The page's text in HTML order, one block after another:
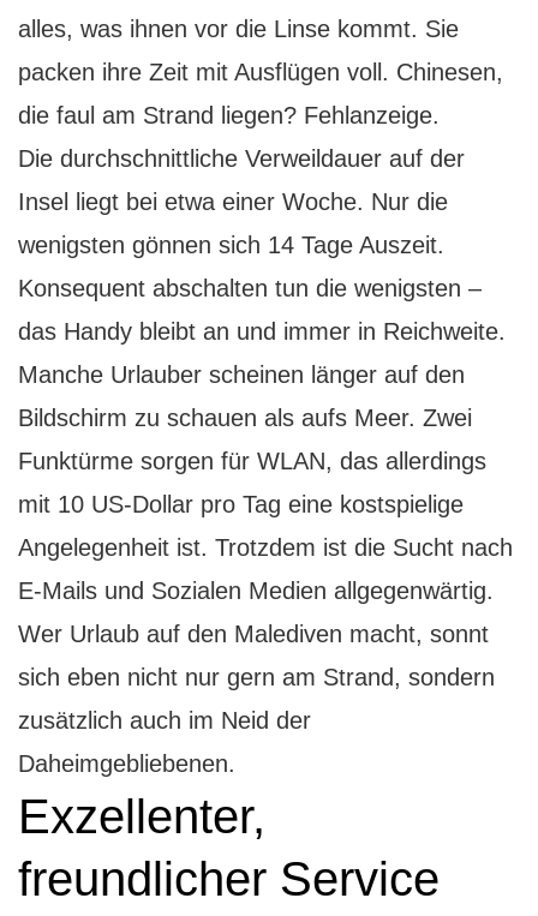
alles, was ihnen vor die Linse kommt. Sie
packen ihre Zeit mit Ausflügen voll. Chinesen,
die faul am Strand liegen? Fehlanzeige.
Die durchschnittliche Verweildauer auf der
Insel liegt bei etwa einer Woche. Nur die
wenigsten gönnen sich 14 Tage Auszeit.
Konsequent abschalten tun die wenigsten –
das Handy bleibt an und immer in Reichweite.
Manche Urlauber scheinen länger auf den
Bildschirm zu schauen als aufs Meer. Zwei
Funktürme sorgen für WLAN, das allerdings
mit 10 US-Dollar pro Tag eine kostspielige
Angelegenheit ist. Trotzdem ist die Sucht nach
E-Mails und Sozialen Medien allgegenwärtig.
Wer Urlaub auf den Malediven macht, sonnt
sich eben nicht nur gern am Strand, sondern
zusätzlich auch im Neid der
Daheimgebliebenen.
Exzellenter,
freundlicher Service